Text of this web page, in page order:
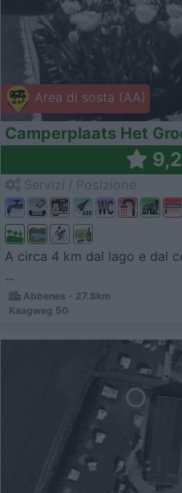
Area di sosta (AA)
Camperplaats Het
9,2
A circa 4 km dal lago e dal
...
Abbenes - 27.8km
Kaagweg 50